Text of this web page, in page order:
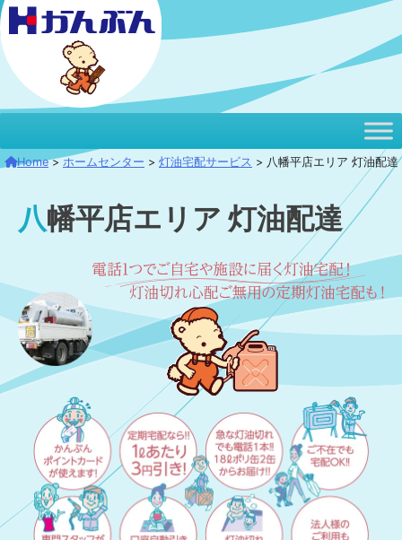
本
文
へ
移
Home>ホームセンター > 灯油宅配サービス > 八幡平店エリア 灯油配達
八幡平店エリア 灯油配達